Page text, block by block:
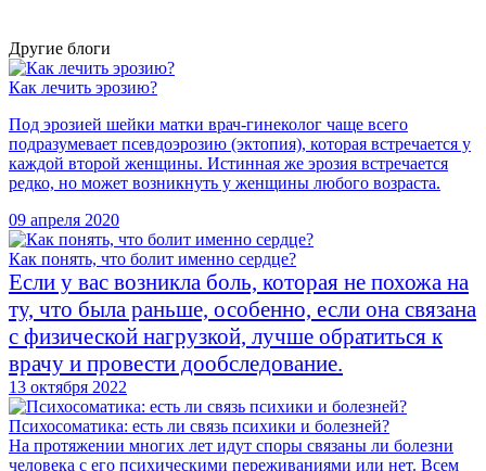
Другие блоги
Как лечить эрозию?
Под эрозией шейки матки врач-гинеколог чаще всего
подразумевает псевдоэрозию (эктопия), которая встречается у
каждой второй женщины. Истинная же эрозия встречается
редко, но может возникнуть у женщины любого возраста.
09 апреля 2020
Как понять, что болит именно сердце?
Если у вас возникла боль, которая не похожа на
ту, что была раньше, особенно, если она связана
с физической нагрузкой, лучше обратиться к
врачу и провести дообследование.
13 октября 2022
Психосоматика: есть ли связь психики и болезней?
На протяжении многих лет идут споры связаны ли болезни
человека с его психическими переживаниями или нет. Всем